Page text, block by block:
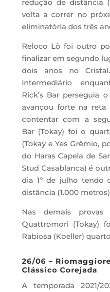
redução de distância
volta a correr no
eliminatória dos três
Reloco Lô foi outro
finalizar em segundo
dois anos no
intermediário
Rick’s Bar perseguia
avançou forte na
contentar com a
Bar (Tokay) foi o
(Tokay e Yes Grêmio,
do Haras Capela de
Stud Casablanca) é
dia 1º de julho tendo
distância (1.000
Nas demais
Quattromori (Tokay)
Rabiosa (Koeller)
26/06 –
Clássico Corejada
A temporada 2021/